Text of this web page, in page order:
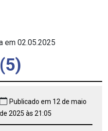
em 02.05.2025
Publicado em 12 de maio
de 2025 às 21:05